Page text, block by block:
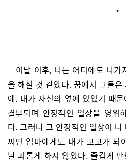
*
이날 이후, 나는 어디에도 나
을 해칠 것 같았다. 꿈에서 그들
에. 내가 자신의 옆에 있었기 때
결부되며 안정적인 일상을 영위
다. 그러나 그 안정적인 일상이
쩌면 엄마에게도 내가 고고가 되
날 괴롭게 하지 않았다. 즐겁게